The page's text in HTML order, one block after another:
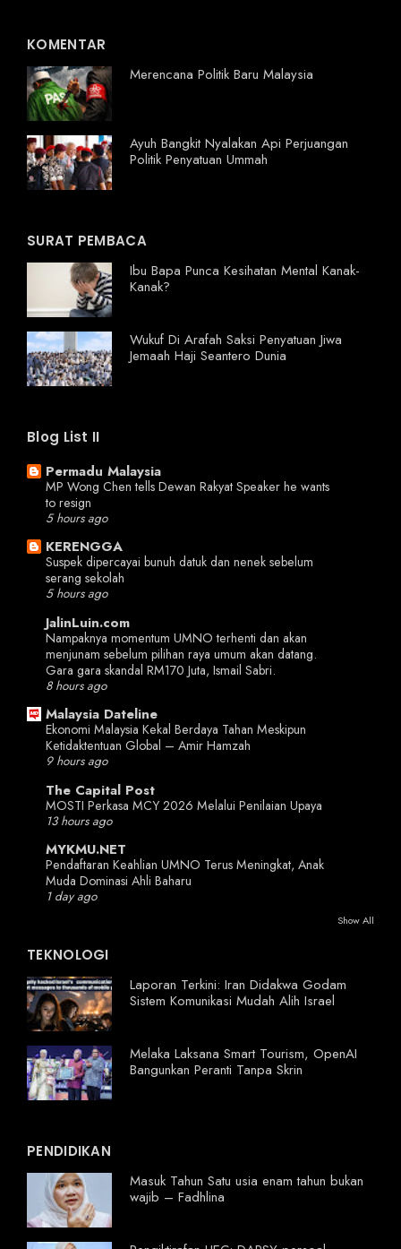
KOMENTAR
Merencana Politik Baru Malaysia
Ayuh Bangkit Nyalakan Api Perjuangan
Politik Penyatuan Ummah
SURAT PEMBACA
Ibu Bapa Punca Kesihatan Mental Kanak-
Kanak?
Wukuf Di Arafah Saksi Penyatuan Jiwa
Jemaah Haji Seantero Dunia
Blog List II
Permadu Malaysia
MP Wong Chen tells Dewan Rakyat Speaker he wants
to resign
5 hours ago
KERENGGA
Suspek dipercayai bunuh datuk dan nenek sebelum
serang sekolah
5 hours ago
JalinLuin.com
Nampaknya momentum UMNO terhenti dan akan
menjunam sebelum pilihan raya umum akan datang.
Gara gara skandal RM170 Juta, Ismail Sabri.
8 hours ago
Malaysia Dateline
Ekonomi Malaysia Kekal Berdaya Tahan Meskipun
Ketidaktentuan Global – Amir Hamzah
9 hours ago
The Capital Post
MOSTI Perkasa MCY 2026 Melalui Penilaian Upaya
13 hours ago
MYKMU.NET
Pendaftaran Keahlian UMNO Terus Meningkat, Anak
Muda Dominasi Ahli Baharu
1 day ago
Show All
TEKNOLOGI
Laporan Terkini: Iran Didakwa Godam
Sistem Komunikasi Mudah Alih Israel
Melaka Laksana Smart Tourism, OpenAI
Bangunkan Peranti Tanpa Skrin
PENDIDIKAN
Masuk Tahun Satu usia enam tahun bukan
wajib – Fadhlina